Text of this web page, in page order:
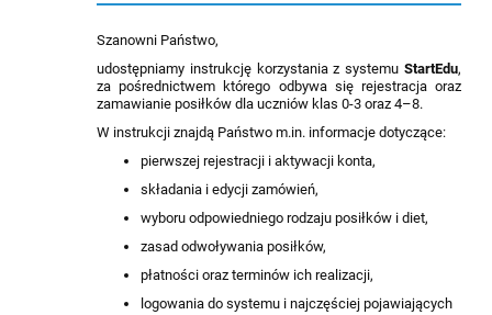
Szanowni Państwo,
udostępniamy instrukcję korzystania z systemu StartEdu,
za pośrednictwem którego odbywa się rejestracja oraz
zamawianie posiłków dla uczniów klas 0-3 oraz 4–8.
W instrukcji znajdą Państwo m.in. informacje dotyczące:
pierwszej rejestracji i aktywacji konta,
składania i edycji zamówień,
wyboru odpowiedniego rodzaju posiłków i diet,
zasad odwoływania posiłków,
płatności oraz terminów ich realizacji,
logowania do systemu i najczęściej pojawiających